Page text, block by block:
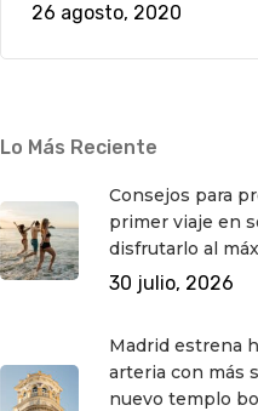
26 agosto, 2020
Lo Más Reciente
Consejos para
primer viaje en
disfrutarlo al
30 julio, 2026
Madrid estrena
arteria con más
nuevo templo